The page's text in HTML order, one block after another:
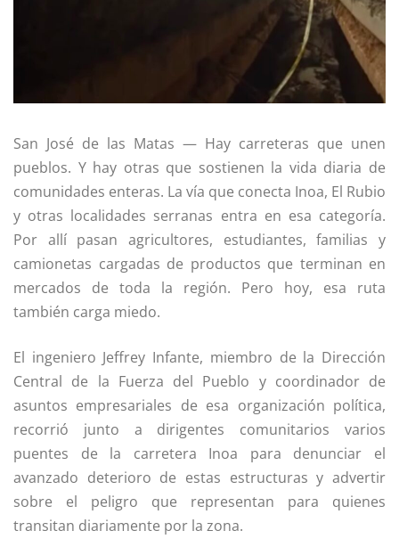
San José de las Matas — Hay carreteras que unen
pueblos. Y hay otras que sostienen la vida diaria de
comunidades enteras. La vía que conecta Inoa, El Rubio
y otras localidades serranas entra en esa categoría.
Por allí pasan agricultores, estudiantes, familias y
camionetas cargadas de productos que terminan en
mercados de toda la región. Pero hoy, esa ruta
también carga miedo.
El ingeniero Jeffrey Infante, miembro de la Dirección
Central de la Fuerza del Pueblo y coordinador de
asuntos empresariales de esa organización política,
recorrió junto a dirigentes comunitarios varios
puentes de la carretera Inoa para denunciar el
avanzado deterioro de estas estructuras y advertir
sobre el peligro que representan para quienes
transitan diariamente por la zona.